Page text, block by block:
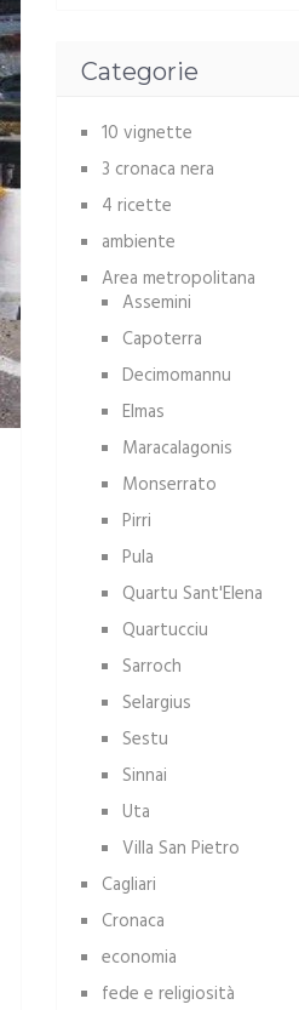
Categorie
10 vignette
3 cronaca nera
4 ricette
ambiente
Area metropolitana
Assemini
Capoterra
Decimomannu
Elmas
Maracalagonis
Monserrato
Pirri
Pula
Quartu Sant'Elena
Quartucciu
Sarroch
Selargius
Sestu
Sinnai
Uta
Villa San Pietro
Cagliari
Cronaca
economia
fede e religiosità